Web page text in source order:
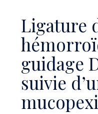
Ligature
guidage
suivie